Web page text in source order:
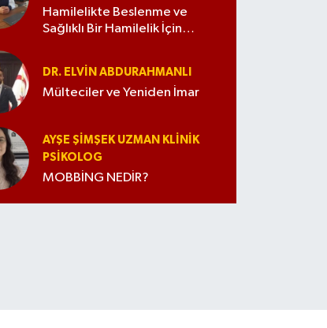
Hamilelikte Beslenme ve
Sağlıklı Bir Hamilelik İçin
DR. ELVIN ABDURAHMANLI
Mülteciler ve Yeniden İmar
AYŞE ŞIMŞEK UZMAN KLINIK
PSIKOLOG
MOBBİNG NEDİR?